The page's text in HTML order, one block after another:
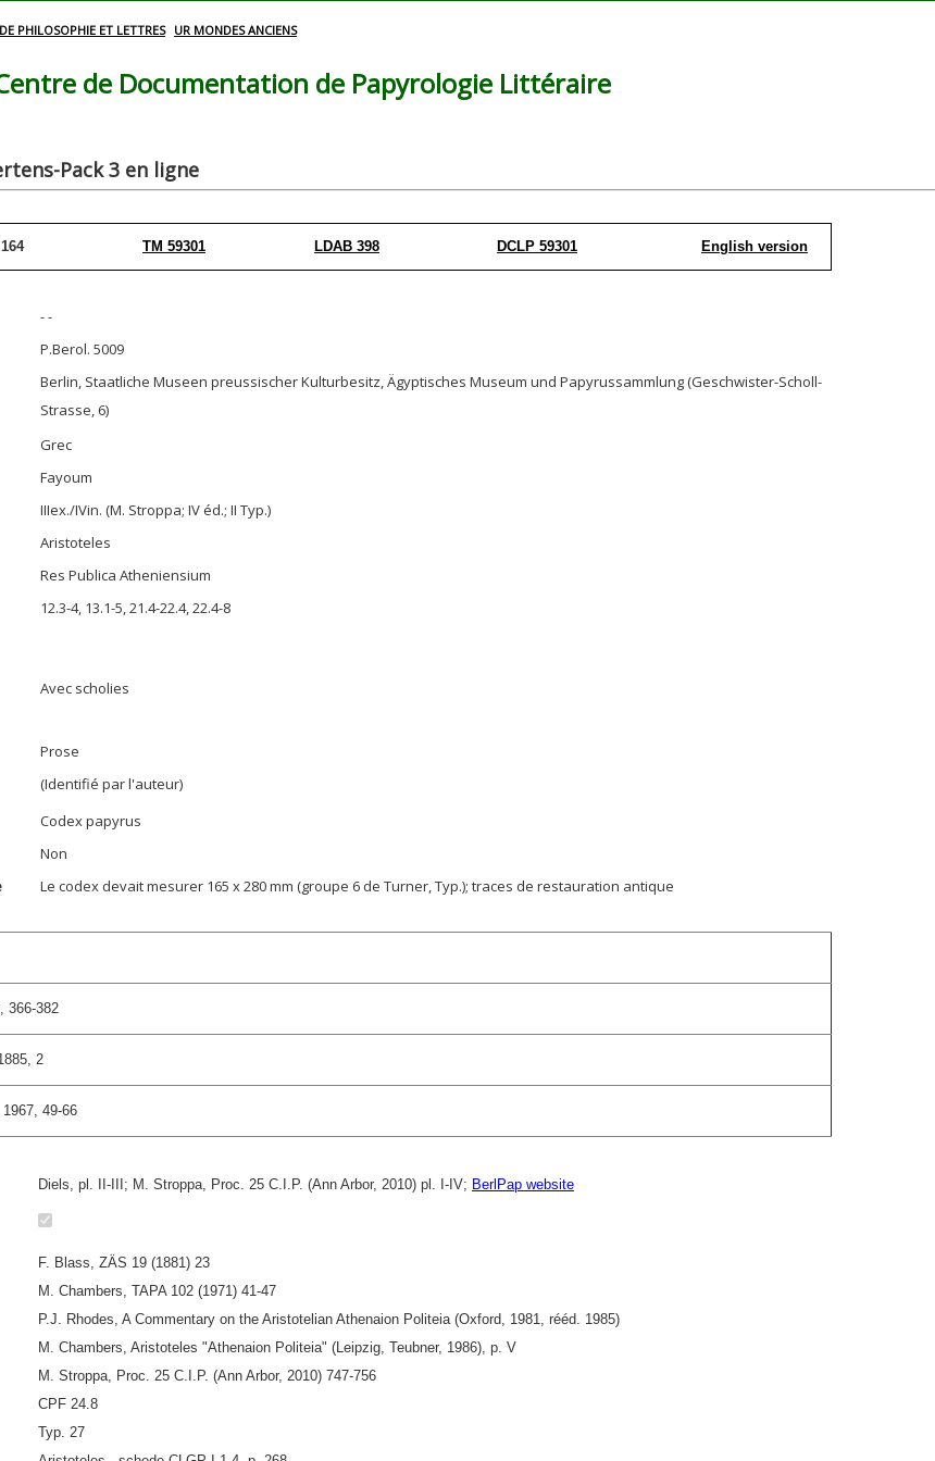
PHILOSOPHIE ET LETTRES UR MONDES ANCIENS
de Documentation de Papyrologie Littéraire
Pack 3 en ligne
TM 59301 LDAB 398 DCLP 59301 English version
- -
P.Berol. 5009
Berlin, Staatliche Museen preussischer Kulturbesitz, Ägyptisches Museum und Papyrussammlung (Geschwister-Scholl-
Strasse, 6)
Grec
Fayoum
IIIex./IVin. (M. Stroppa; IV éd.; II Typ.)
Aristoteles
Res Publica Atheniensium
12.3-4, 13.1-5, 21.4-22.4, 22.4-8
Avec scholies
Prose
(Identifié par l'auteur)
Codex papyrus
Non
Le codex devait mesurer 165 x 280 mm (groupe 6 de Turner, Typ.); traces de restauration antique
366-382
2
49-66
Diels, pl. II-III; M. Stroppa, Proc. 25 C.I.P. (Ann Arbor, 2010) pl. I-IV; BerlPap website
F. Blass, ZÄS 19 (1881) 23
M. Chambers, TAPA 102 (1971) 41-47
P.J. Rhodes, A Commentary on the Aristotelian Athenaion Politeia (Oxford, 1981, rééd. 1985)
M. Chambers, Aristoteles "Athenaion Politeia" (Leipzig, Teubner, 1986), p. V
M. Stroppa, Proc. 25 C.I.P. (Ann Arbor, 2010) 747-756
CPF 24.8
Typ. 27